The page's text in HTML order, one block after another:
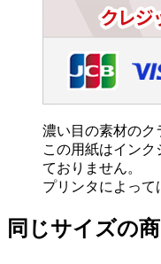
濃い目の素材のク
この用紙はイン
ておりません。
プリンタによって
同じサイズの